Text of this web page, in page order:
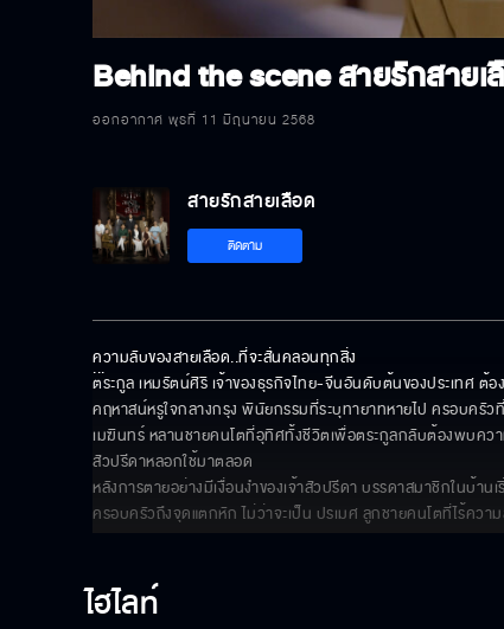
Behind the scene สายรักสายเ
ออกอากาศ พุธที่ 11 มิถุนายน 2568
สายรักสายเลือด
ติดตาม
ความลับของสายเลือด..ที่จะสั่นคลอนทุกสิ่ง
ตระกูล เหมรัตน์ศิริ เจ้าของธุรกิจไทย-จีนอันดับต้นของประเทศ ต้
คฤหาสน์หรูใจกลางกรุง พินัยกรรมที่ระบุทายาทหายไป ครอบครั
เมฆินทร์ หลานชายคนโตที่อุทิศทั้งชีวิตเพื่อตระกูลกลับต้องพบควา
สัวปรีดาหลอกใช้มาตลอด
หลังการตายอย่างมีเงื่อนงำของเจ้าสัวปรีดา บรรดาสมาชิกในบ้า
ครอบครัวถึงจุดแตกหัก ไม่ว่าจะเป็น ปรเมศ ลูกชายคนโตที่ไร้ควา
...
ไฮไลท์